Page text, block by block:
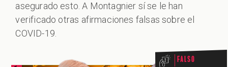
asegurado esto. A Montagnier sí se le han
verificado otras afirmaciones falsas sobre el
COVID-19.
Falso